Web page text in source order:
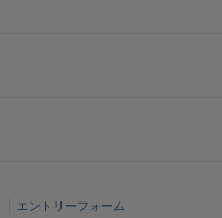
エントリーフォーム